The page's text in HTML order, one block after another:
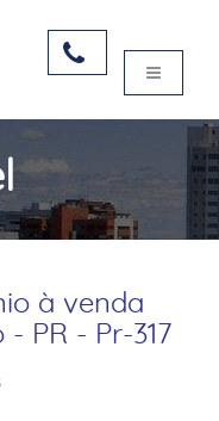
à venda
PR - Pr-317